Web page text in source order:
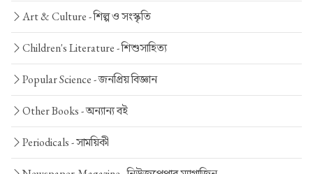
Art & Culture -শিল্প ও সংস্কৃতি
Children's Literature -শিশুসাহিত্য
Popular Science -জনপ্রিয় বিজ্ঞান
Other Books -অন্যান্য বই
Periodicals -সাময়িকী